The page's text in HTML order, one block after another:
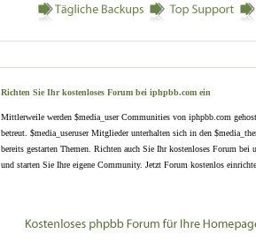
Richten Sie Ihr kostenloses Forum bei iphpbb.com ein
Mittlerweile werden $media_user Communities von iphpbb.com
betreut. $media_useruser Mitglieder unterhalten sich in den
bereits gestarten Themen. Richten auch Sie Ihr kostenloses Forum bei
und starten Sie Ihre eigene Community. Jetzt Forum kostenlos